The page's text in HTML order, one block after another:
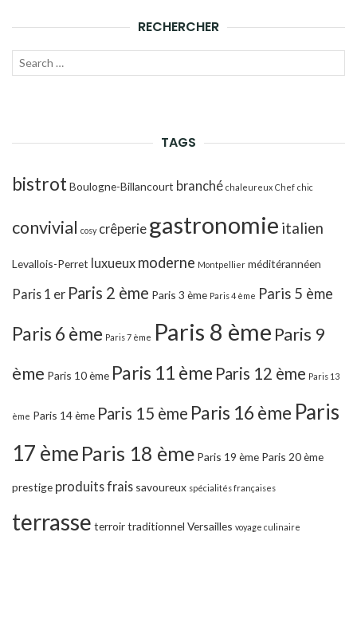
RECHERCHER
Recherche
TAGS
bistrot Boulogne-Billancourt branché chaleureux Chef chic
convivial cosy crêperie gastronomie italien
Levallois-Perret luxueux moderne Montpellier méditérannéen
Paris 1 er Paris 2 ème Paris 3 ème Paris 4 ème Paris 5 ème
Paris 6 ème Paris 7 ème Paris 8 ème Paris 9
ème Paris 10 ème Paris 11 ème Paris 12 ème Paris 13
ème Paris 14 ème Paris 15 ème Paris 16 ème Paris
17 ème Paris 18 ème Paris 19 ème Paris 20 ème
prestige produits frais savoureux spécialités françaises
terrasse terroirtraditionnel Versailles voyage culinaire